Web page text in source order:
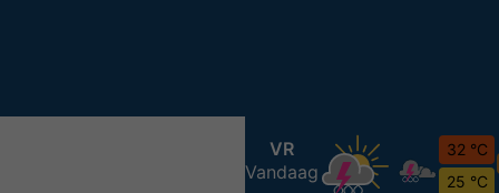
VR
Vandaag
32 °C
25 °C